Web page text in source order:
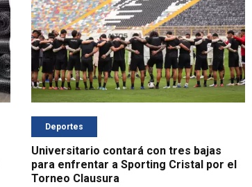
Deportes
Universitario contará con tres bajas
para enfrentar a Sporting Cristal por el
Torneo Clausura